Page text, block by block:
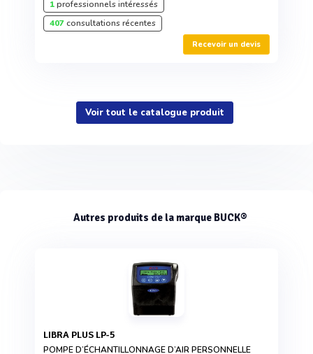
1professionnels intéressés
407consultations récentes
Recevoir un devis
Voir tout le catalogue produit
Autres produits de la marque BUCK®
LIBRA PLUS LP-5
POMPE D’ÉCHANTILLONNAGE D’AIR PERSONNELLE